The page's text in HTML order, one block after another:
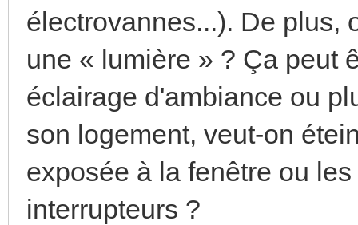
électrovannes...). De plus,
une « lumière » ? Ça peut
éclairage d'ambiance ou
son logement, veut-on
exposée à la fenêtre ou
interrupteurs ?